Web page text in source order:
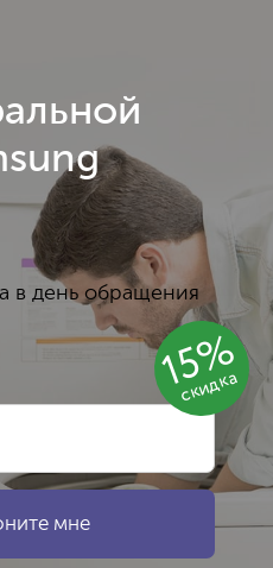
15%
скидка
в день обращения